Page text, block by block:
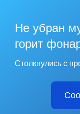
Не убран
горит
Столкнулись с